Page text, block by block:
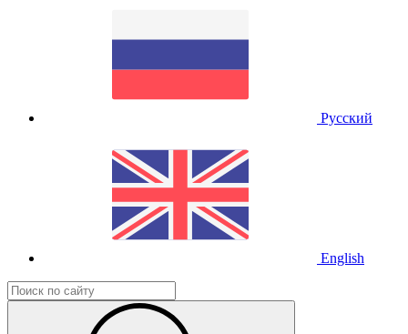
Русский
English